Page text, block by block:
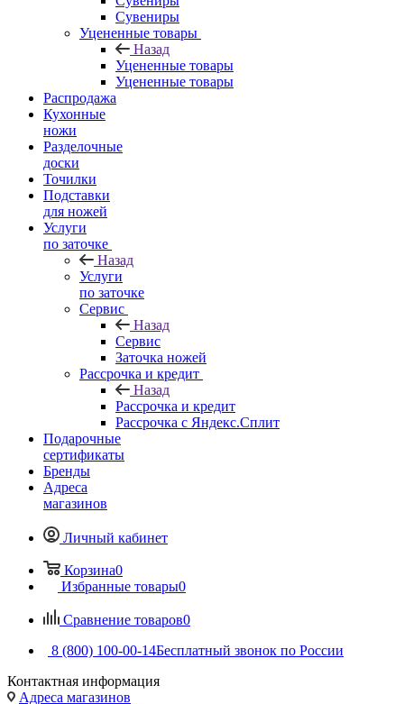
Сувениры
Уцененные товары
Назад
Уцененные товары
Уцененные товары
Распродажа
Кухонные
ножи
Разделочные
доски
Точилки
Подставки
для ножей
Услуги
по заточке
Назад
Услуги
по заточке
Сервис
Назад
Сервис
Заточка ножей
Рассрочка и кредит
Назад
Рассрочка и кредит
Рассрочка с Яндекс.Сплит
Подарочные
сертификаты
Бренды
Адреса
магазинов
Личный кабинет
Корзина0
Избранные товары0
Сравнение товаров0
8 (800) 100-00-14Бесплатный звонок по России
Контактная информация
Адреса магазинов